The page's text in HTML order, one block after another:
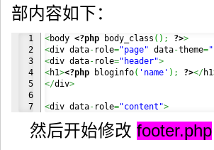
部内容如下：
1
2
3
4
5
6
<body <?php body_class ( ) ; ?>>
<div data- role="page" data-theme=
<div data- role="header">
<h1><?php bloginfo( 'name' ) ; ?></h1
</div>
<div data- role="content">
然后开始修改 footer.php